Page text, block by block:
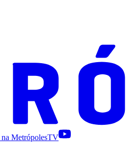
na MetrópolesTV